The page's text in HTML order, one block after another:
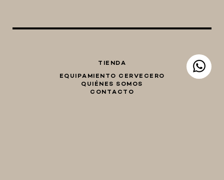
TIENDA
EQUIPAMIENTO CERVECERO
QUIÉNES SOMOS
CONTACTO